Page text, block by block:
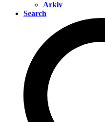
Arkiv
Search